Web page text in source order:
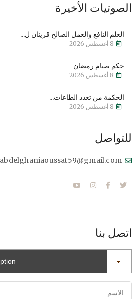
الصوتيات الأخيرة
العلم النافع والعمل الصالح قرينان ل...
8 أغسطس 2026
حكم صيام رمضان
8 أغسطس 2026
الحكمة من تعدد الطاعات...
8 أغسطس 2026
للتواصل
abdelghaniaoussat59@gmail.com
اتصل بنا